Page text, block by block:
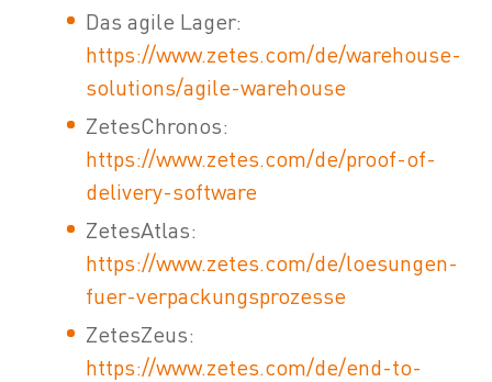
Das agile Lager:
https://www.zetes.com/de/warehouse-
solutions/agile-warehouse
ZetesChronos:
https://www.zetes.com/de/proof-of-
delivery-software
ZetesAtlas:
https://www.zetes.com/de/loesungen-
fuer-verpackungsprozesse
ZetesZeus:
https://www.zetes.com/de/end-to-